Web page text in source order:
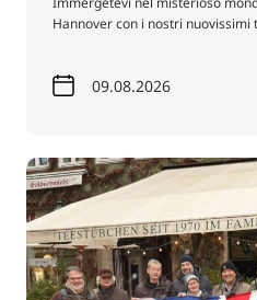
Hannover con i nostri
09.08.2026